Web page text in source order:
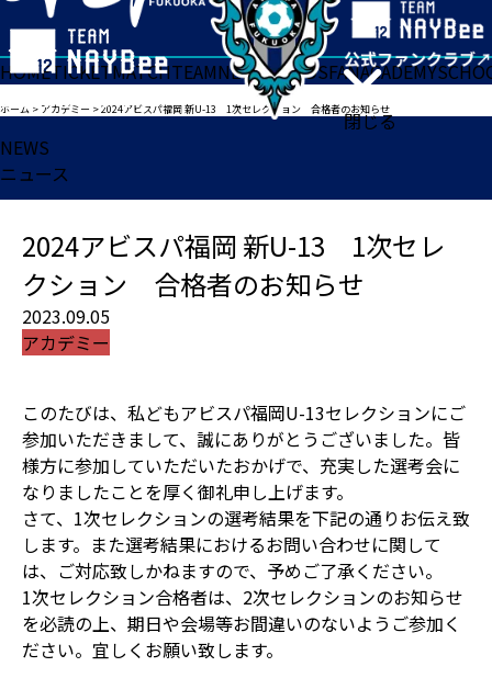
閉じる
HOMETICKETMATCHTEAMNEWSGOODSFANACADEMY
ホーム > アカデミー >2024アビスパ福岡 新U-13 1次セレクション 合格者のお知らせ
NEWS
ニュース
2024アビスパ福岡 新U-13 1次セレ
クション 合格者のお知らせ
2023.09.05
アカデミー
このたびは、私どもアビスパ福岡U-13セレクションにご
参加いただきまして、誠にありがとうございました。皆
様方に参加していただいたおかげで、充実した選考会に
なりましたことを厚く御礼申し上げます。
さて、1次セレクションの選考結果を下記の通りお伝え致
します。また選考結果におけるお問い合わせに関して
は、ご対応致しかねますので、予めご了承ください。
1次セレクション合格者は、2次セレクションのお知らせ
を必読の上、期日や会場等お間違いのないようご参加く
ださい。宜しくお願い致します。